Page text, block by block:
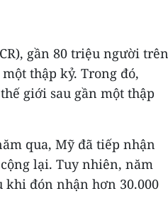
gần 80 triệu người trên
thập kỷ. Trong đó,
giới sau gần một thập
qua, Mỹ đã tiếp nhận
lại. Tuy nhiên, năm
khi đón nhận hơn 30.000